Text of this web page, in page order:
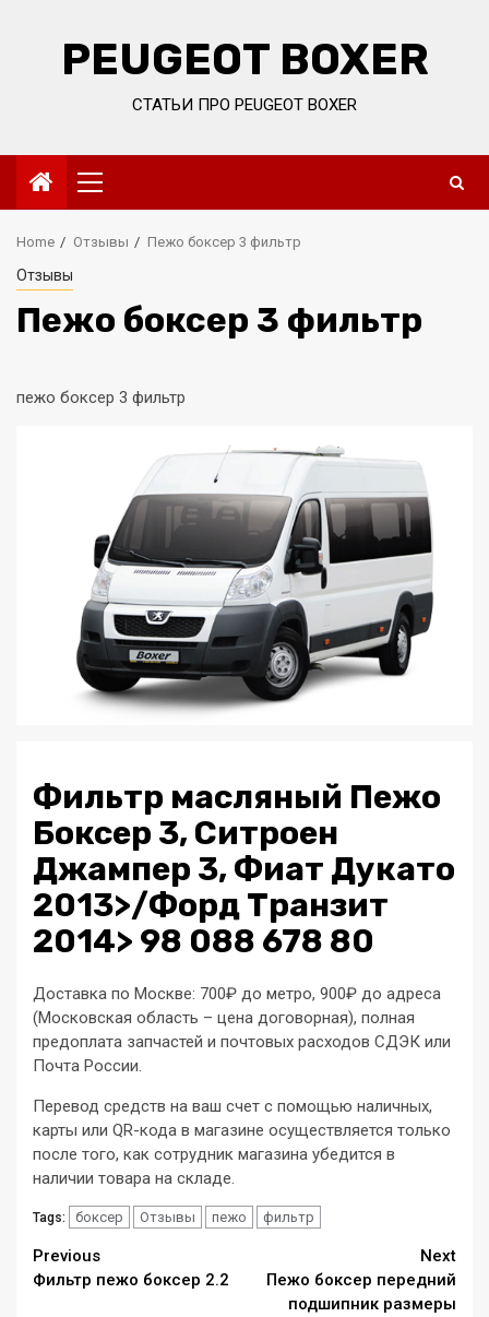
PEUGEOT BOXER
СТАТЬИ ПРО PEUGEOT BOXER
Primary
Menu
Home Отзывы Пежо боксер 3 фильтр
Отзывы
Пежо боксер 3 фильтр
пежо боксер 3 фильтр
Фильтр масляный Пежо
Боксер 3, Ситроен
Джампер 3, Фиат Дукато
2013>/Форд Транзит
2014> 98 088 678 80
Доставка по Москве: 700₽ до метро, 900₽ до адреса
(Московская область – цена договорная), полная
предоплата запчастей и почтовых расходов СДЭК или
Почта России.
Перевод средств на ваш счет с помощью наличных,
карты или QR-кода в магазине осуществляется только
после того, как сотрудник магазина убедится в
наличии товара на складе.
Tags: боксер Отзывы пежо фильтр
Continue
Reading
Previous
Фильтр пежо боксер 2.2
Next
Пежо боксер передний
подшипник размеры